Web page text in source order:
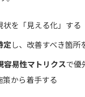
状を「見える化」する
定し、改善すべき箇所
容易性マトリクスで優
から着手する